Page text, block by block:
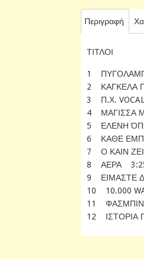
Περιγραφή
ΤΙΤΛΟΙ
1
2 ΚΑΓΚΕΛΑ
3 Π.Χ.
4 ΜΑΓΙΣΣΑ
5 ΕΛΕΝΗ
6 ΚΑΘΕ
7 Ο ΚΑΙΝ
8 ΑΕΡΑ
9 ΕΙΜΑΣΤΕ
10 10.000
11
12 ΙΣΤΟΡΙΑ